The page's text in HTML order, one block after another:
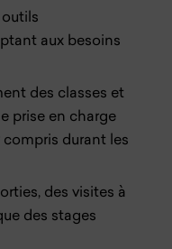
aux besoins
des classes et
prise en charge
compris durant les
des visites à
des stages